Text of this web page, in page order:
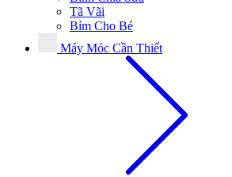
Tã Vãi
Bỉm Cho Bé
Máy Móc Cần Thiết